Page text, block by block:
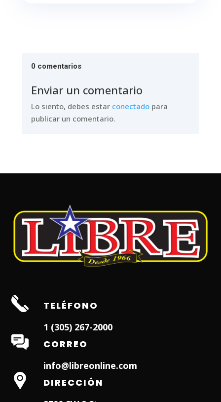
0 comentarios
Enviar un comentario
Lo siento, debes estar conectadopara
publicar un comentario.
TELÉFONO
1 (305) 267-2000
CORREO
info@libreonline.com
DIRECCIÓN